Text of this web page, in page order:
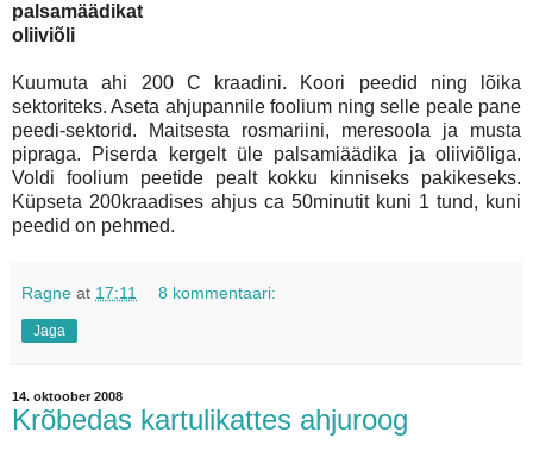
palsamäädikat
oliiviõli
Kuumuta ahi 200 C kraadini. Koori peedid ning lõika
sektoriteks. Aseta ahjupannile foolium ning selle peale pane
peedi-sektorid. Maitsesta rosmariini, meresoola ja musta
pipraga. Piserda kergelt üle palsamiäädika ja oliiviõliga.
Voldi foolium peetide pealt kokku kinniseks pakikeseks.
Küpseta 200kraadises ahjus ca 50minutit kuni 1 tund, kuni
peedid on pehmed.
Ragne at 17:11 8 kommentaari:
Jaga
14. oktoober 2008
Krõbedas kartulikattes ahjuroog